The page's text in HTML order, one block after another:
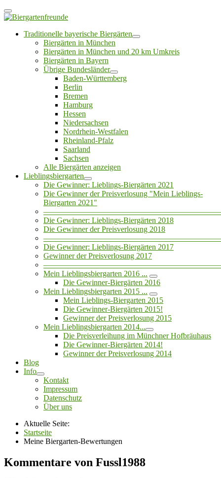
Traditionelle bayerische Biergärten
Biergärten in München
Biergärten in München und 20 km Umkreis
Biergärten in Bayern
Übrige Bundesländer
Baden-Württemberg
Berlin
Bremen
Hamburg
Hessen
Niedersachsen
Nordrhein-Westfalen
Rheinland-Pfalz
Saarland
Sachsen
Alle Biergärten anzeigen
Lieblingsbiergarten
Die Gewinner: Lieblings-Biergärten 2021
Die Gewinner der Preisverlosung "Mein Lieblings-
Biergarten 2021"
Die Gewinner: Lieblings-Biergärten 2018
Die Gewinner der Preisverlosung 2018
Die Gewinner: Lieblings-Biergärten 2017
Gewinner der Preisverlosung 2017
Mein Lieblingsbiergarten 2016 ...
Die Gewinner-Biergärten 2016
Mein Lieblingsbiergarten 2015 ...
Mein Lieblings-Biergarten 2015
Die Gewinner-Biergärten 2015!
Gewinner der Preisverlosung 2015
Mein Lieblingsbiergarten 2014...
Die Preisverleihung im Münchner Hofbräuhaus
Die Gewinner-Biergärten 2014!
Gewinner der Preisverlosung 2014
Blog
Info
Kontakt
Impressum
Datenschutz
Über uns
Aktuelle Seite:
Startseite
Meine Biergarten-Bewertungen
Kommentare von Fussl1988